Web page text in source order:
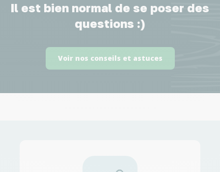
Il est bien normal de se poser des
questions :)
Voir nos conseils et astuces